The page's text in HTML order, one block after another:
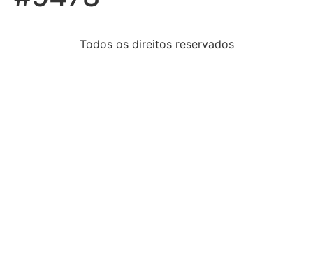
Todos os direitos reservados